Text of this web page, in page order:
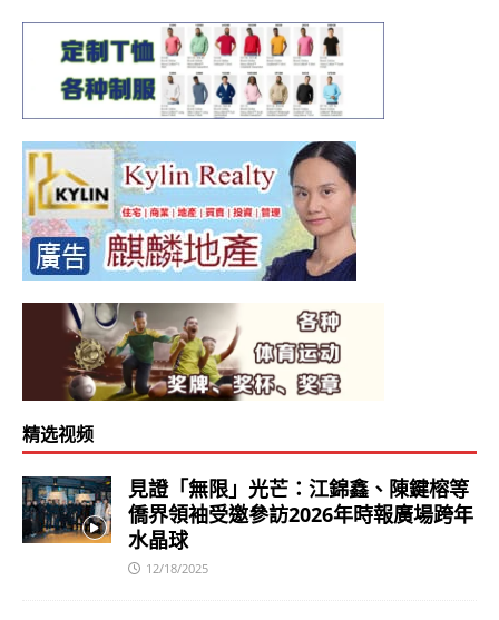
精选视频
見證「無限」光芒：江錦鑫、陳鍵榕等
僑界領袖受邀參訪2026年時報廣場跨年
水晶球
12/18/2025